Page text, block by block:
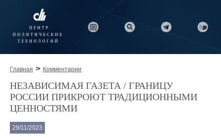
Главная > Комментарии
НЕЗАВИСИМАЯ ГАЗЕТА / ГРАНИЦУ
РОССИИ ПРИКРОЮТ ТРАДИЦИОННЫМИ
ЦЕННОСТЯМИ
29/11/2023